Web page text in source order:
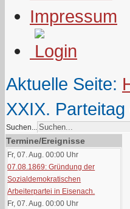
Impressum
Aktuelle Seite:
XXIX.
Suchen...
Termine/Ereignisse
Fr, 07. Aug. 00:00 Uhr
07.08.1869: Gründung der
Sozialdemokratischen
Arbeiterpartei in Eisenach.
Fr, 07. Aug. 00:00 Uhr